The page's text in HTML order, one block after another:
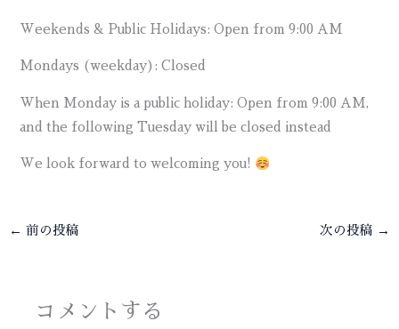
Weekends & Public Holidays: Open from 9:00 AM
Mondays (weekday): Closed
When Monday is a public holiday: Open from 9:00 AM,
and the following Tuesday will be closed instead
We look forward to welcoming you!
← 前の投稿 次の投稿 →
コメントする